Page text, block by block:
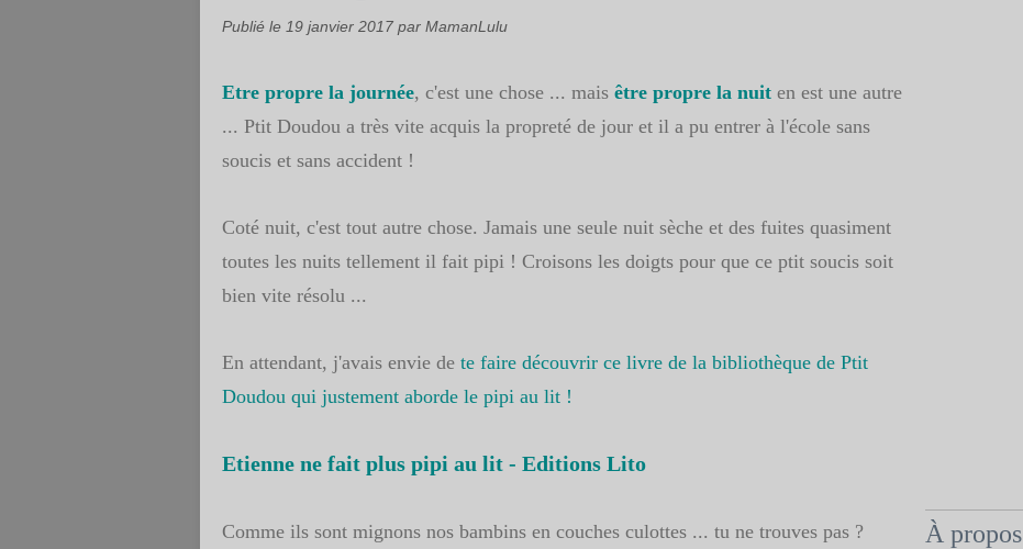
Publié le 19 janvier 2017 par MamanLulu
Etre propre la journée, c'est une chose ... mais être propre la nuit en est une autre
... Ptit Doudou a très vite acquis la propreté de jour et il a pu entrer à l'école sans
soucis et sans accident !
Coté nuit, c'est tout autre chose. Jamais une seule nuit sèche et des fuites quasiment
toutes les nuits tellement il fait pipi ! Croisons les doigts pour que ce ptit soucis soit
bien vite résolu ...
En attendant, j'avais envie de te faire découvrir ce livre de la bibliothèque de Ptit
Doudou qui justement aborde le pipi au lit !
Etienne ne fait plus pipi au lit - Editions Lito
Comme ils sont mignons nos bambins en couches culottes ... tu ne trouves pas ?
À propos